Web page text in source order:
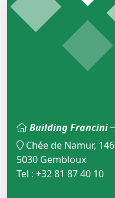
Building Francini
Chée de Namur, 146
5030 Gembloux
Tel : +32 81 87 40 10